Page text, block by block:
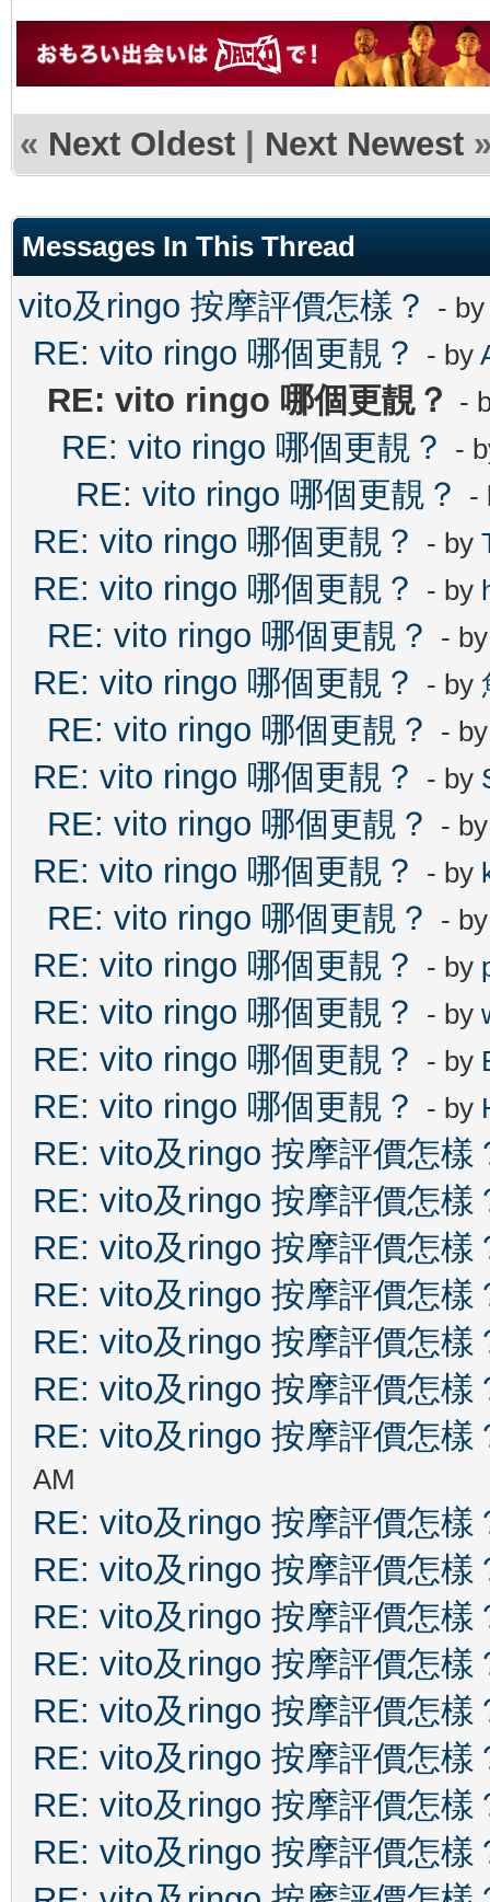
« Next Oldest | Next Newest
Messages In This Thread
vito及ringo 按摩評價怎樣？ -
RE: vito ringo 哪個更靚？ - by
RE: vito ringo 哪個更靚？ -
RE: vito ringo 哪個更靚？ -
RE: vito ringo 哪個更靚？ -
RE: vito ringo 哪個更靚？ - by
RE: vito ringo 哪個更靚？ - by
RE: vito ringo 哪個更靚？ -
RE: vito ringo 哪個更靚？ - by
RE: vito ringo 哪個更靚？ -
RE: vito ringo 哪個更靚？ - by
RE: vito ringo 哪個更靚？ -
RE: vito ringo 哪個更靚？ - by
RE: vito ringo 哪個更靚？ -
RE: vito ringo 哪個更靚？ - by
RE: vito ringo 哪個更靚？ - by
RE: vito ringo 哪個更靚？ - by
RE: vito ringo 哪個更靚？ - by
RE: vito及ringo 按摩評價怎樣
RE: vito及ringo 按摩評價怎樣
RE: vito及ringo 按摩評價怎樣
RE: vito及ringo 按摩評價怎樣
RE: vito及ringo 按摩評價怎樣
RE: vito及ringo 按摩評價怎樣
RE: vito及ringo 按摩評價怎樣
AM
RE: vito及ringo 按摩評價怎樣
RE: vito及ringo 按摩評價怎樣
RE: vito及ringo 按摩評價怎樣
RE: vito及ringo 按摩評價怎樣
RE: vito及ringo 按摩評價怎樣
RE: vito及ringo 按摩評價怎樣
RE: vito及ringo 按摩評價怎樣
RE: vito及ringo 按摩評價怎樣